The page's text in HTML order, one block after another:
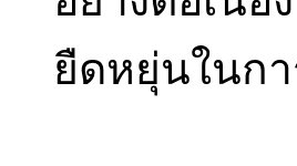
ยืดหยุ่นในก